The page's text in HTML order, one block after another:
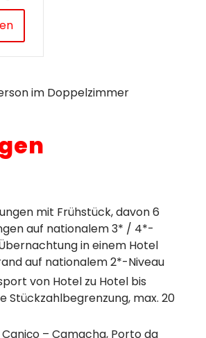
im Doppelzimmer
mit Frühstück, davon 6
auf nationalem 3* / 4*-
in einem Hotel
auf nationalem 2*-Niveau
von Hotel zu Hotel bis
Stückzahlbegrenzung, max. 20
– Camacha, Porto da